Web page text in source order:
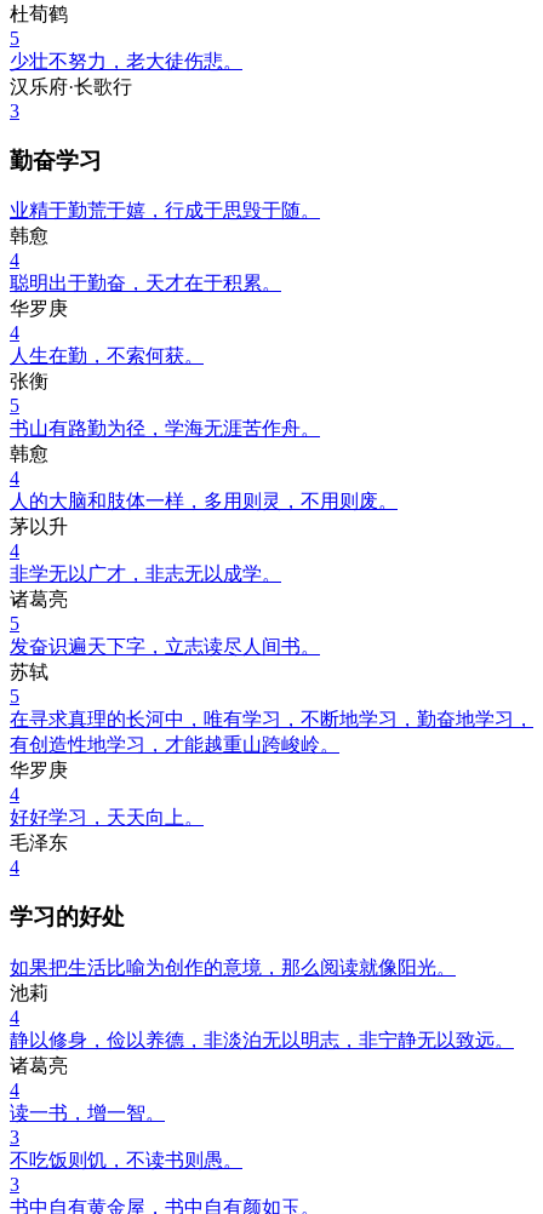
杜荀鹤
5
少壮不努力，老大徒伤悲。
汉乐府·长歌行
3
勤奋学习
业精于勤荒于嬉，行成于思毁于随。
韩愈
4
聪明出于勤奋，天才在于积累。
华罗庚
4
人生在勤，不索何获。
张衡
5
书山有路勤为径，学海无涯苦作舟。
韩愈
4
人的大脑和肢体一样，多用则灵，不用则废。
茅以升
4
非学无以广才，非志无以成学。
诸葛亮
5
发奋识遍天下字，立志读尽人间书。
苏轼
5
在寻求真理的长河中，唯有学习，不断地学习，勤奋地学习，
有创造性地学习，才能越重山跨峻岭。
华罗庚
4
好好学习，天天向上。
毛泽东
4
学习的好处
如果把生活比喻为创作的意境，那么阅读就像阳光。
池莉
4
静以修身，俭以养德，非淡泊无以明志，非宁静无以致远。
诸葛亮
4
读一书，增一智。
3
不吃饭则饥，不读书则愚。
3
书中自有黄金屋，书中自有颜如玉。